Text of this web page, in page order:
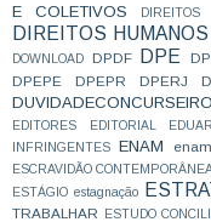
E COLETIVOS
DIREITOS
DIREITOS HUMANOS
DOWNLOAD DPDF DPE
DPEPE
DPEPR DPERJ
DUVIDADECONCURSEIRO
EDITORES EDITORIAL
INFRINGENTES
ENAM
ESCRAVIDÃO
ESTÁGIO estagnação
TRABALHAR
ESTUDO